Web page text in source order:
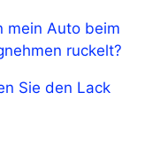
mein Auto beim
ruckelt?
Sie den Lack